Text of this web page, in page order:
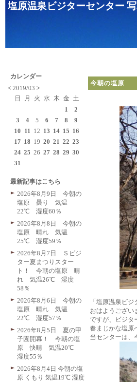
塩原温泉ビジターセンター
今朝の塩
「塩原温泉ビジ
おはようござい
ですが、ビジタ
春まじかな塩
当センターは、
カレンダー
< 2019/03 >
日
月 火 水 木 金 土
1
2
3
4 5 6 7 8
9
10 11 12 13 14 15 16
17 18 19 20 21 22 23
24 25 26 27 28 29 30
31
最新記事はこちら
2026年8月9日 今朝の
塩原 曇り 気温
22℃ 湿度60％
2026年8月8日 今朝の
塩原 晴れ 気温
25℃ 湿度59％
2026年8月7日 Ｓビジ
ター夏まつりスター
ト！ 今朝の塩原 晴
れ 気温26℃ 湿度
58％
2026年8月6日 今朝の
塩原 晴れ 気温
22℃ 湿度57％
2026年8月5日 夏の甲
子園開幕！ 今朝の塩
原 快晴 気温20℃
湿度55％
2026年8月4日 今朝の塩
原 くもり 気温19℃ 湿度